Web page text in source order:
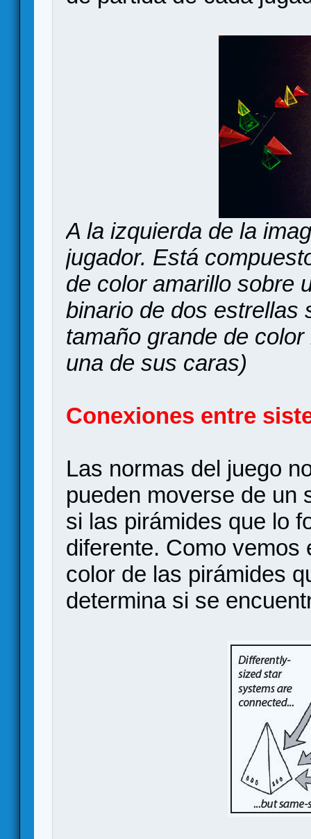
A la izquierda de la
jugador. Está
de color amarillo sobre
binario de dos estrellas
tamaño grande de
una de sus caras)
Conexiones entre
Las normas del juego
pueden moverse de un
si las pirámides que lo
diferente. Como vemos
color de las pirámides
determina si se